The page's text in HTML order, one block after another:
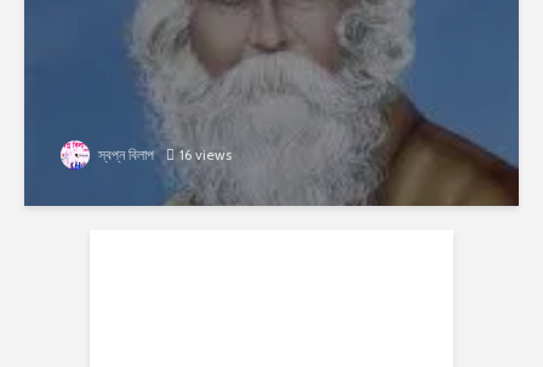
স্বপ্ন বিলাপ 16 views